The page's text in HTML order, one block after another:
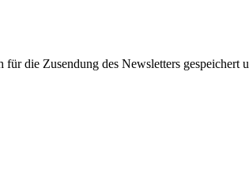
die Zusendung des Newsletters gespeichert